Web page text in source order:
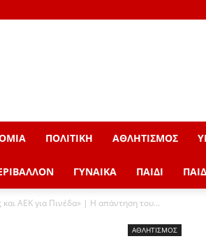
ΠΟΛΙΤΙΚΗ ΑΘΛΗΤΙΣΜΟΣ
ΓΥΝΑΙΚΑ ΠΑΙΔΙ
ΑΕΚ για Πινέδα» | Η απάντηση του...
ΑΘΛΗΤΙΣΜΟΣ